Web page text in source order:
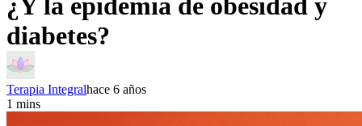
diabetes?
Terapia Integralhace 6 años
1 mins